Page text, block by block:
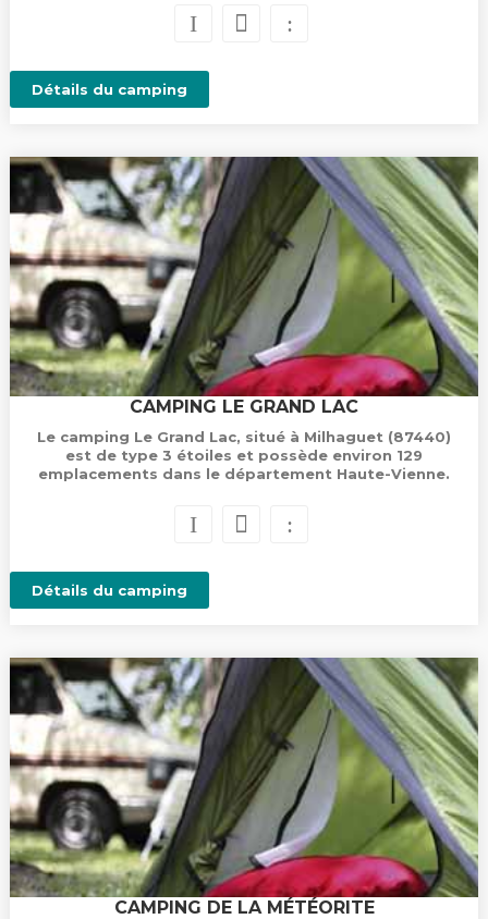
Détails du camping
CAMPING LE GRAND LAC
Le camping Le Grand Lac, situé à Milhaguet (87440)
est de type 3 étoiles et possède environ 129
emplacements dans le département Haute-Vienne.
Détails du camping
CAMPING DE LA MÉTÉORITE